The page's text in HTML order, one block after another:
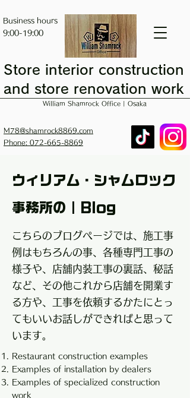
Business hours
9:00-19:00
Store interior construction
and store renovation work
William Shamrock Office | Osaka
M78@shamrock8869.com
Phone: 072-665-8869
ウィリアム・シャムロック
事務所の｜Blog
こちらのブログページでは、施工事
例はもちろんの事、各種専門工事の
様子や、店舗内装工事の裏話、秘話
など、その他これから店舗を開業す
る方や、工事を依頼するかたにとっ
てもいいお話しができればと思って
います。
Restaurant construction examples
Examples of installation by dealers
Examples of specialized construction
work